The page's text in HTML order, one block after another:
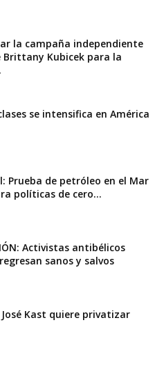
la campaña independiente
Brittany Kubicek para la
se intensifica en América
Prueba de petróleo en el Mar
políticas de cero...
Activistas antibélicos
sanos y salvos
Kast quiere privatizar